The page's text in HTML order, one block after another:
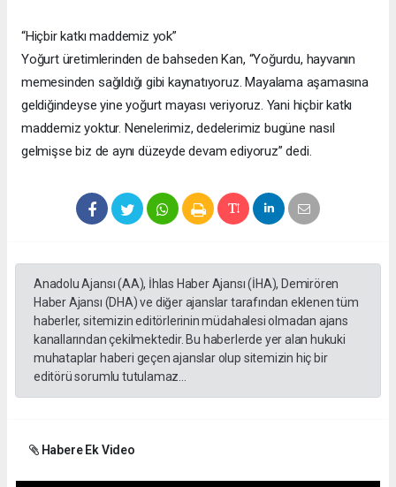
“Hiçbir katkı maddemiz yok”
Yoğurt üretimlerinden de bahseden Kan, “Yoğurdu, hayvanın
memesinden sağıldığı gibi kaynatıyoruz. Mayalama aşamasına
geldiğindeyse yine yoğurt mayası veriyoruz. Yani hiçbir katkı
maddemiz yoktur. Nenelerimiz, dedelerimiz bugüne nasıl
gelmişse biz de aynı düzeyde devam ediyoruz” dedi.
Anadolu Ajansı (AA), İhlas Haber Ajansı (İHA), Demirören
Haber Ajansı (DHA) ve diğer ajanslar tarafından eklenen tüm
haberler, sitemizin editörlerinin müdahalesi olmadan ajans
kanallarından çekilmektedir. Bu haberlerde yer alan hukuki
muhataplar haberi geçen ajanslar olup sitemizin hiç bir
editörü sorumlu tutulamaz...
Habere Ek Video